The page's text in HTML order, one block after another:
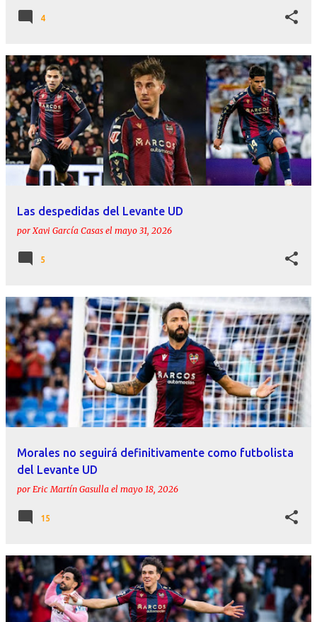
4
Las despedidas del Levante UD
porXavi García Casas el mayo 31, 2026
5
Morales no seguirá definitivamente como futbolista
del Levante UD
por Eric Martín Gasulla el mayo 18, 2026
15